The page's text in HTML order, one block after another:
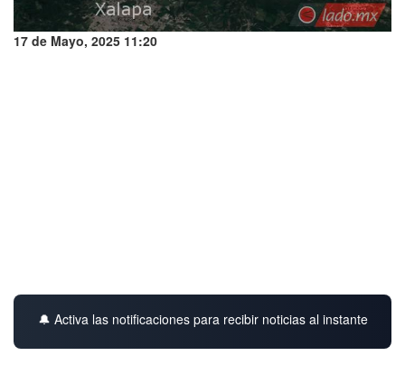
17 de Mayo, 2025 11:20
🔔 Activa las notificaciones para recibir noticias al instante